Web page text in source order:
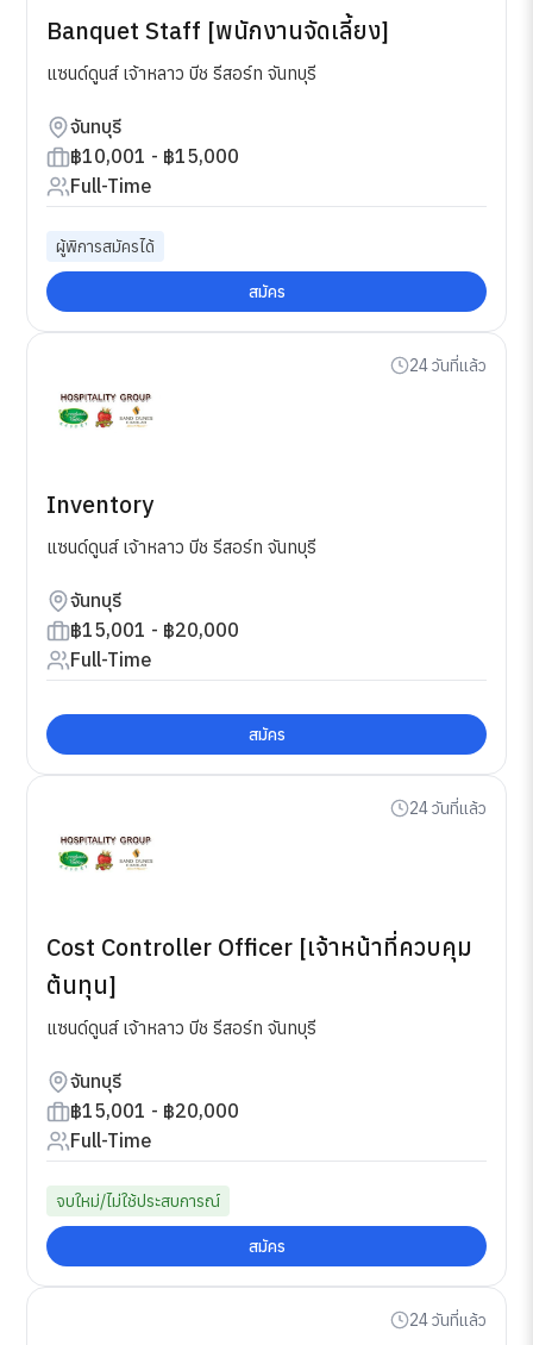
Banquet Staff [พนักงานจัดเลี้ยง]
แซนด์ดูนส์ เจ้าหลาว บีช รีสอร์ท จันทบุรี
จันทบุรี
฿10,001 - ฿15,000
Full-Time
ผู้พิการสมัครได้
สมัคร
24 วันที่แล้ว
Inventory
แซนด์ดูนส์ เจ้าหลาว บีช รีสอร์ท จันทบุรี
จันทบุรี
฿15,001 - ฿20,000
Full-Time
สมัคร
24 วันที่แล้ว
Cost Controller Officer [เจ้าหน้าที่ควบคุม
ต้นทุน]
แซนด์ดูนส์ เจ้าหลาว บีช รีสอร์ท จันทบุรี
จันทบุรี
฿15,001 - ฿20,000
Full-Time
จบใหม่/ไม่ใช้ประสบการณ์
สมัคร
24 วันที่แล้ว